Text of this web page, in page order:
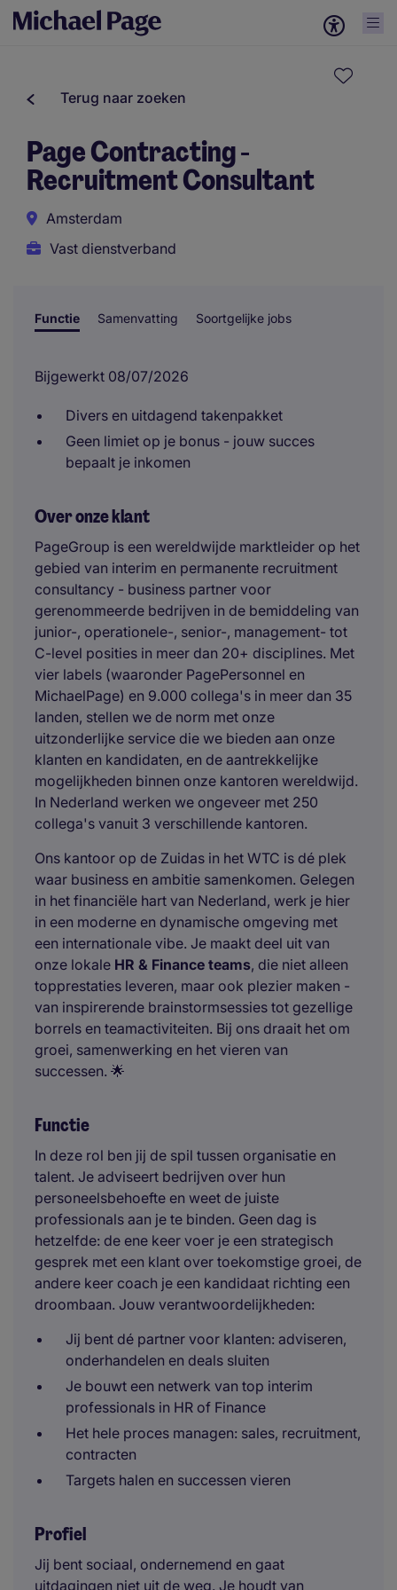
Terug naar zoeken
Page Contracting -
Recruitment Consultant
Amsterdam
Vast dienstverband
Functie Samenvatting Soortgelijke jobs
Bijgewerkt 08/07/2026
Divers en uitdagend takenpakket
Geen limiet op je bonus - jouw succes
bepaalt je inkomen
Over onze klant
PageGroup is een wereldwijde marktleider op het
gebied van interim en permanente recruitment
consultancy - business partner voor
gerenommeerde bedrijven in de bemiddeling van
junior-, operationele-, senior-, management- tot
C-level posities in meer dan 20+ disciplines. Met
vier labels (waaronder PagePersonnel en
MichaelPage) en 9.000 collega's in meer dan 35
landen, stellen we de norm met onze
uitzonderlijke service die we bieden aan onze
klanten en kandidaten, en de aantrekkelijke
mogelijkheden binnen onze kantoren wereldwijd.
In Nederland werken we ongeveer met 250
collega's vanuit 3 verschillende kantoren.
Ons kantoor op de Zuidas in het WTC is dé plek
waar business en ambitie samenkomen. Gelegen
in het financiële hart van Nederland, werk je hier
in een moderne en dynamische omgeving met
een internationale vibe. Je maakt deel uit van
onze lokale HR & Finance teams, die niet alleen
topprestaties leveren, maar ook plezier maken -
van inspirerende brainstormsessies tot gezellige
borrels en teamactiviteiten. Bij ons draait het om
groei, samenwerking en het vieren van
successen. 🌟
Functie
In deze rol ben jij de spil tussen organisatie en
talent. Je adviseert bedrijven over hun
personeelsbehoefte en weet de juiste
professionals aan je te binden. Geen dag is
hetzelfde: de ene keer voer je een strategisch
gesprek met een klant over toekomstige groei, de
andere keer coach je een kandidaat richting een
droombaan. Jouw verantwoordelijkheden:
Jij bent dé partner voor klanten: adviseren,
onderhandelen en deals sluiten
Je bouwt een netwerk van top interim
professionals in HR of Finance
Het hele proces managen: sales, recruitment,
contracten
Targets halen en successen vieren
Profiel
Jij bent sociaal, ondernemend en gaat
uitdagingen niet uit de weg. Je houdt van